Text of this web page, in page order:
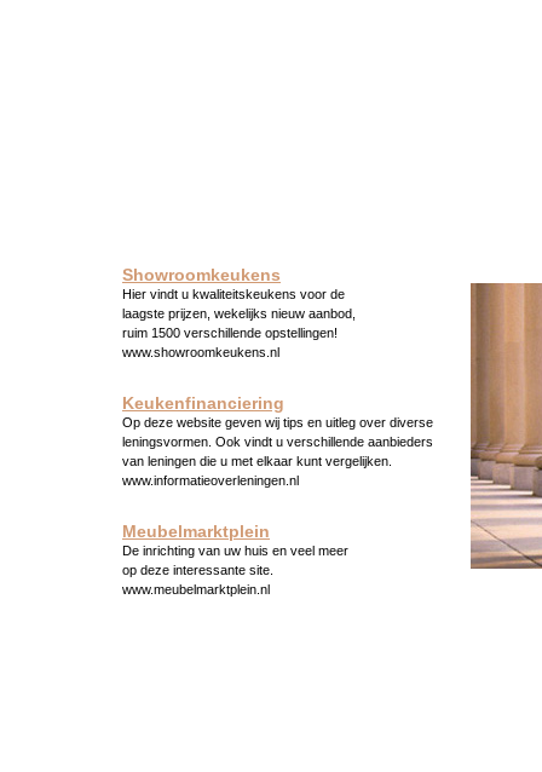
Showroomkeukens
Hier vindt u kwaliteitskeukens voor de
laagste prijzen, wekelijks nieuw aanbod,
ruim 1500 verschillende opstellingen!
www.showroomkeukens.nl
Keukenfinanciering
Op deze website geven wij tips en uitleg over diverse
leningsvormen. Ook vindt u verschillende aanbieders
van leningen die u met elkaar kunt vergelijken.
www.informatieoverleningen.nl
Meubelmarktplein
De inrichting van uw huis en veel meer
op deze interessante site.
www.meubelmarktplein.nl